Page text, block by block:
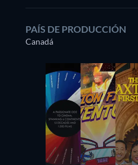
PAÍS DE PRODUCCIÓN
Canadá
Colton Gobbo